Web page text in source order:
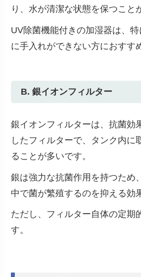
り、水が清潔な状態を保つこと
UV除菌機能付きの加湿器は、
に手入れができない方におすす
B. 銀イオンフィルター
銀イオンフィルターは、抗菌効
したフィルターで、タンク内に
ることが多いです。
銀は強力な抗菌作用を持つため
中で菌が繁殖するのを抑える効
ただし、フィルター自体の定期
す。